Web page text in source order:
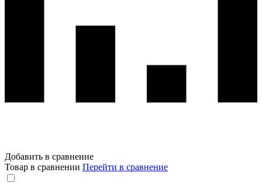
Добавить в сравнение
Товар в сравнении Перейти в сравнение